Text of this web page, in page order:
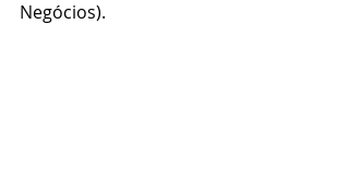
Negócios).